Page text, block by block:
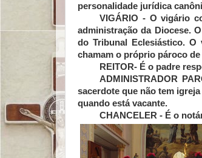
personalidade jurídica
VIGÁRIO -O vigário
administração da Diocese.
do Tribunal Eclesiástico.
chamam o próprio pároco
REITOR- É o padre
ADMINISTRADOR
sacerdote que não tem
quando está vacante.
CHANCELER - É o